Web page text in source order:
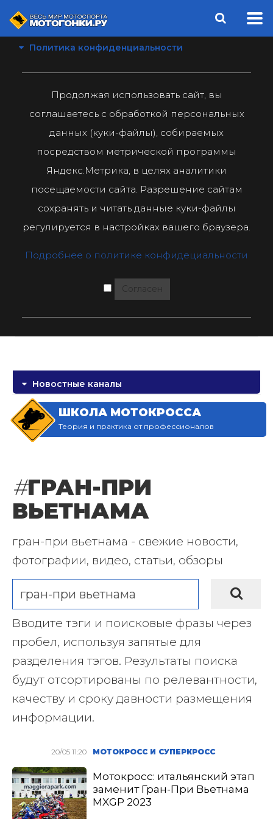
Политика конфиденциальности
Продолжая использовать сайт, вы
соглашаетесь с обработкой персональных
данных (куки-файлы), собираемых
посредством метрической программы
Яндекс.Метрика, в целях аналитики
посещаемости сайта. Разрешение сайтам
сохранять и читать данные куки-файлы
регулируется в настройках вашего браузера.
Подробнее о политике конфидециальности
Согласен
Новостные каналы
ШКОЛА МОТОКРОССА
Теория и практика от профессионалов
#ГРАН-ПРИ
ВЬЕТНАМА
гран-при вьетнама - свежие новости,
фотографии, видео, статьи, обзоры
Вводите тэги и поисковые фразы через
пробел, используя запятые для
разделения тэгов. Результаты поиска
будут отсортированы по релевантности,
качеству и сроку давности размещения
информации.
20/05 11:20 МОТОКРОСС И СУПЕРКРОСС
Мотокросс: итальянский этап
заменит Гран-При Вьетнама
MXGP 2023